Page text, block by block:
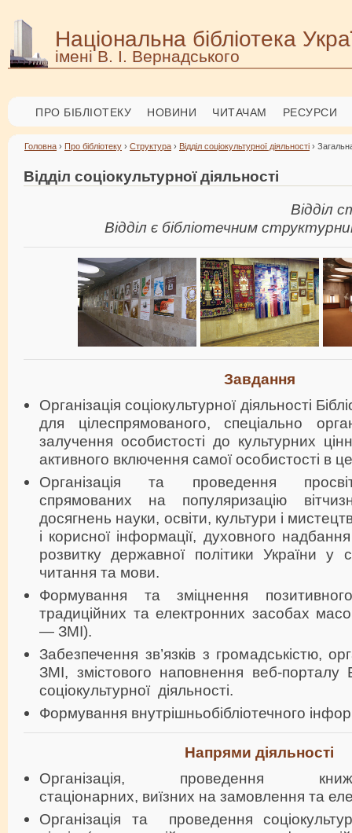
Національна бібліотека
імені В. І. Вернадського
ПРО БІБЛІОТЕКУ НОВИНИ ЧИТАЧАМ РЕСУРСИ
Головна › Про бібліотеку › Структура › Відділ соціокультурної діяльності ›
Відділ соціокультурної діяльності
Відділ
Відділ є бібліотечним
Завдання
Організація соціокультурної діяльності
для цілеспрямованого, спеціально
залучення особистості до культурних
активного включення самої особистості в
Організація та проведення
спрямованих на популяризацію
досягнень науки, освіти, культури і
і корисної інформації, духовного
розвитку державної політики України у
читання та мови.
Формування та зміцнення
традиційних та електронних засобах
— ЗМІ).
Забезпечення зв’язків з громадськістю,
ЗМІ, змістового наповнення веб-порталу
соціокультурної діяльності.
Формування внутрішньобібліотечного
Напрями діяльності
Організація, проведення
стаціонарних, виїзних на замовлення та
Організація та проведення